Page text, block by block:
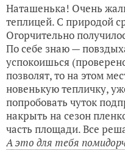
Наташенька! Очень
теплицей. С природой
Огорчительно
По себе знаю —
успокоишься
позволят, то на этом
новенькую тепличку,
попробовать чуток
накрыть на сезон
часть площади. Все
А это для тебя